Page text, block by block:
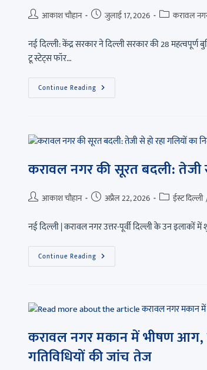
आकाश चौहान जुलाई 17, 2026 करावल
नई दिल्ली: केंद्र सरकार ने दिल्ली सरकार की 28 महत्वपूर्ण
टू स्टेट्स फॉर…
Continue Reading
करावल नगर की सूरत बदली: तेजी से
आकाश चौहान अप्रैल 22, 2026 ईस्ट दिल्ली
नई दिल्ली | करावल नगर उत्तर-पूर्वी दिल्ली के उन
Continue Reading
करावल नगर मकान में भीषण आग,
गतिविधियों की जांच तेज